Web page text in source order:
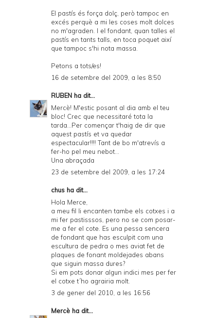
El pastís és força dolç, però tampoc en
excés perquè a mi les coses molt dolces
no m'agraden. I el fondant, quan talles el
pastís en tants talls, en toca poquet així
que tampoc s'hi nota massa.
Petons a tots/es!
16 de setembre del 2009, a les 8:50
RUBEN ha dit...
Mercè! M'estic posant al dia amb el teu
bloc! Crec que necessitaré tota la
tarda...Per començar t'haig de dir que
aquest pastís et va quedar
espectacular!!!! Tant de bo m'atrevís a
fer-ho pel meu nebot...
Una abraçada
23 de setembre del 2009, a les 17:24
chus ha dit...
Hola Merce,
a meu fil li encanten tambe els cotxes i a
mi fer pastisssos, pero no se com posar-
me a fer el cote. Es una pessa sencera
de fondant que has esculpit com una
escultura de pedra o mes aviat fet de
plaques de fonant moldejades abans
que siguin massa dures?
Si em pots donar algun indici mes per fer
el cotxe t´ho agrairia molt.
3 de gener del 2010, a les 16:56
Mercè ha dit...